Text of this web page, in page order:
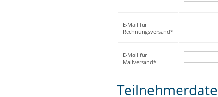
E-Mail für
Rechnungsversand*
E-Mail für
Mailversand*